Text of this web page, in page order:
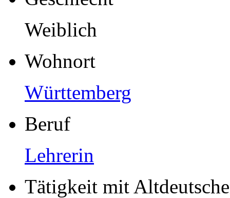
Weiblich
Wohnort
Württemberg
Beruf
Lehrerin
Tätigkeit mit